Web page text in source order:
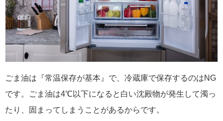
ごま油は『常温保存が基本』で、冷蔵庫で保存するのはNG
です。ごま油は4℃以下になると白い沈殿物が発生して濁っ
たり、固まってしまうことがあるからです。